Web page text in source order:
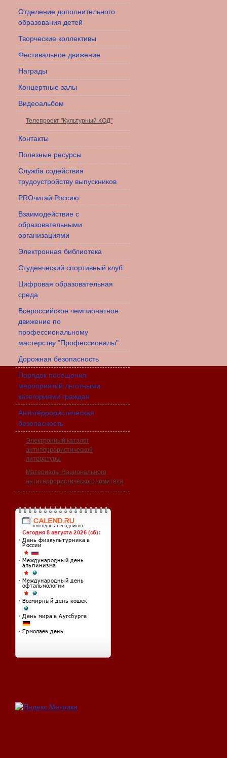
Отделение дополнительного
образования детей
Творческие коллективы
Фестивальное движение
Награды
Концертные залы
Видеоальбом
Телепроект "Культурный КОД"
Контакты
Полезные ресурсы
Служба содействия
трудоустройству выпускников
PROчитай Россию
Взаимодействие с
образовательными
организациями
Электронная библиотека
Студенческий спортивный клуб
Цифровая образовательная
среда
Всероссийское чемпионатное
движение по
профессиональному
мастерству "Профессионалы"
Дорожная безопасность
Порядок посещения
мероприятий льготными
категориями граждан
Антитеррористическая
безопасность
Электронный каталог
антитеррористической
литературы
Материалы Национального
антитеррористического комитета